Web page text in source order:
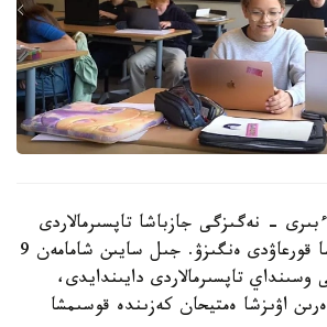
- نەگىزگى جازباشا تاپسىرمالاردى
مىندەتتى تۇردە اۋىزشا قورعاۋدى ەنگىزۋ. جىل سايىن شامامەن 9
تاپسىرمالاردى دايىندايدى،
اۋىزشا ەمتيحان كەزىندە قوسىمشا